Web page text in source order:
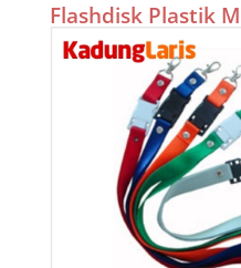
Flashdisk Plastik